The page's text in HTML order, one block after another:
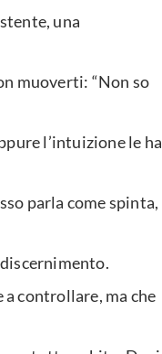
una
muoverti: “Non so
l’intuizione le ha
parla come spinta,
a controllare, ma che